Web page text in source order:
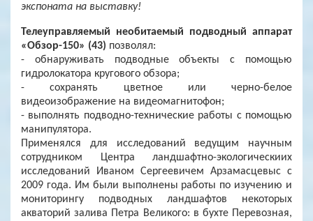
экспоната на выставку!
Телеуправляемый необитаемый подводный аппарат
«Обзор-150» (43) позволял:
- обнаруживать подводные объекты с помощью
гидролокатора кругового обзора;
- сохранять цветное или черно-белое
видеоизображение на видеомагнитофон;
- выполнять подводно-технические работы с помощью
манипулятора.
Применялся для исследований ведущим научным
сотрудником Центра ландшафтно-экологическиих
исследований Иваном Сергеевичем Арзамасцевыс с
2009 года. Им были выполнены работы по изучению и
мониторингу подводных ландшафтов некоторых
акваторий залива Петра Великого: в бухте Перевозная,